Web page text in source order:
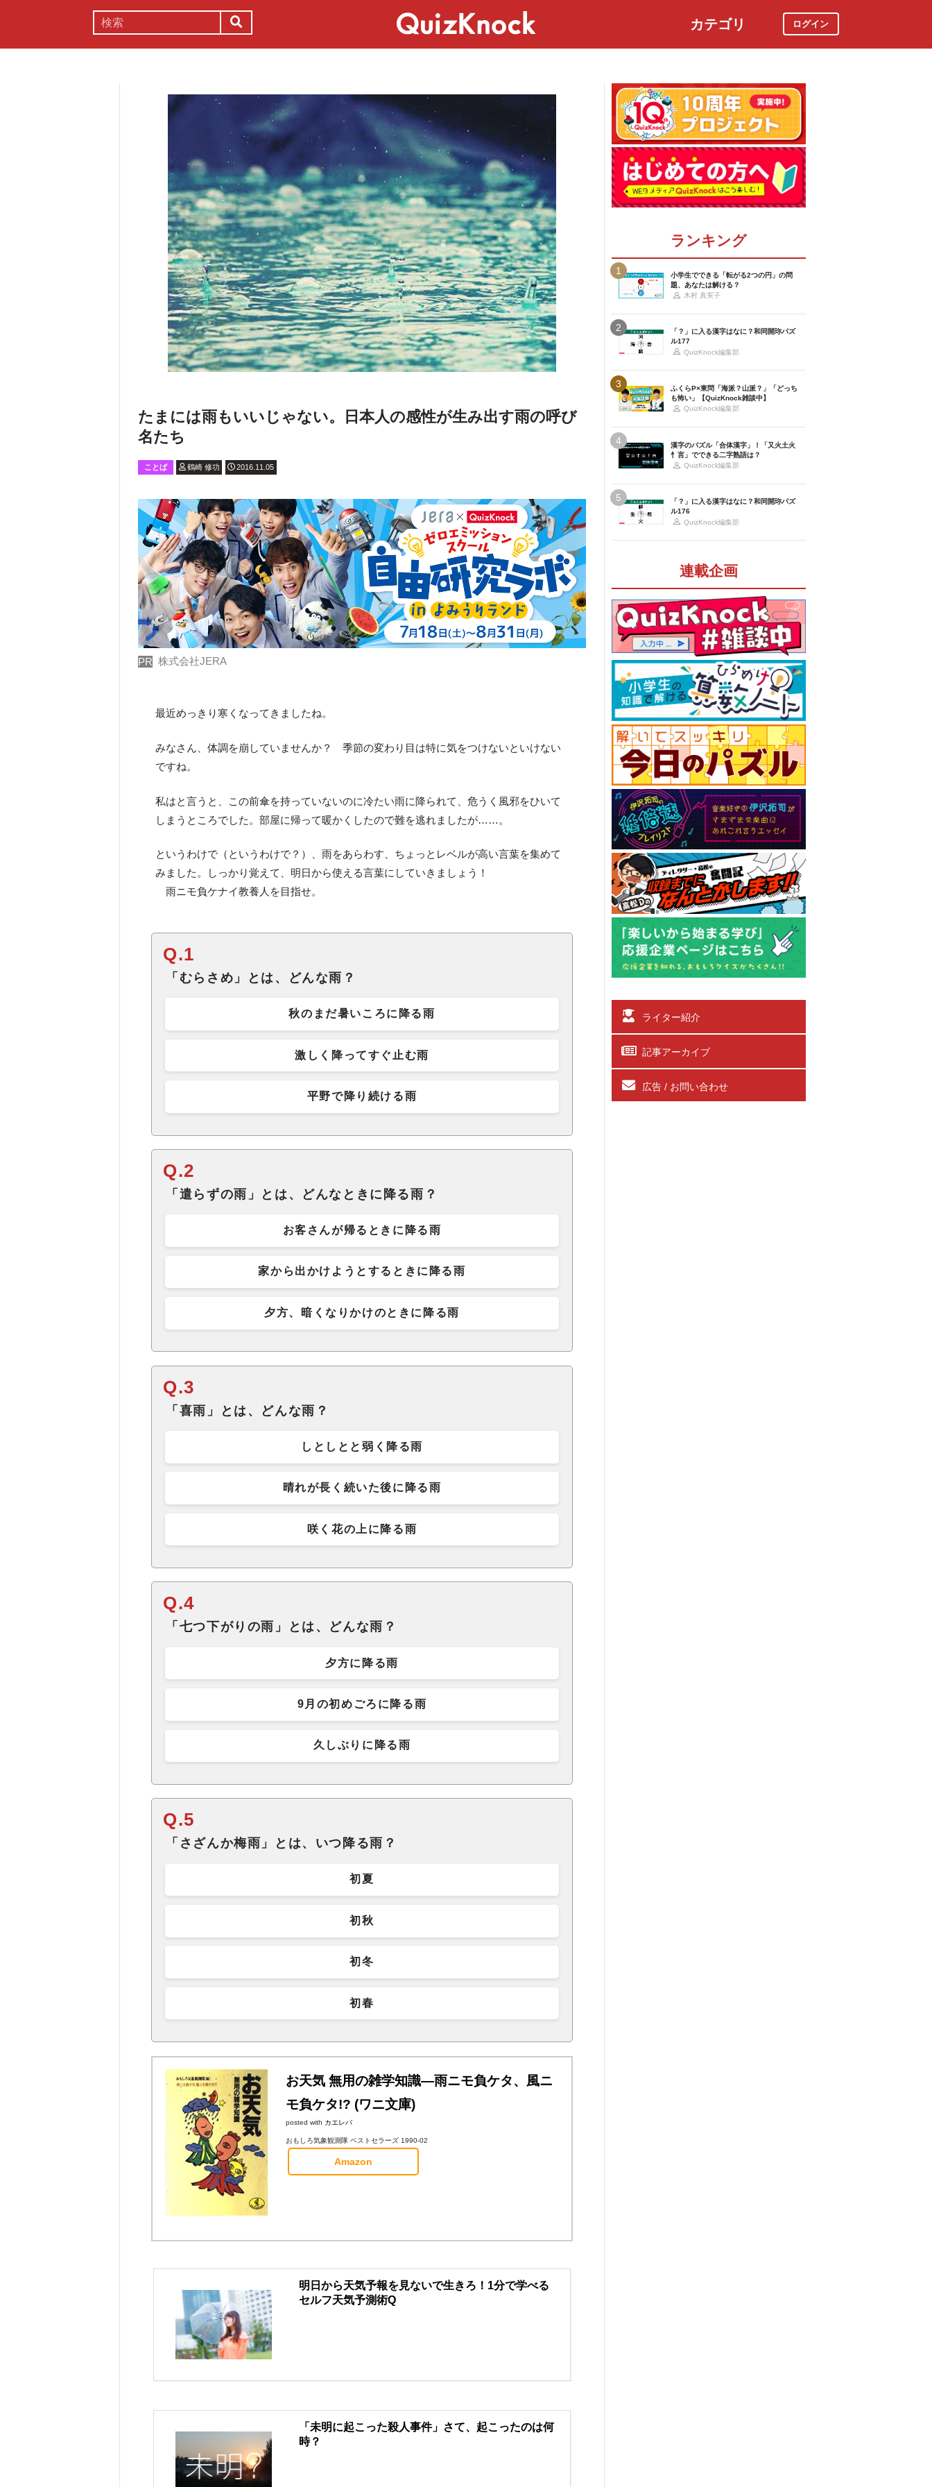
カテゴリ ログイン
たまには雨もいいじゃない。日本人の感性が生み出す雨の呼び
名たち
ことば 鶴崎 修功 2016.11.05
PR 株式会社JERA
最近めっきり寒くなってきましたね。
みなさん、体調を崩していませんか？ 季節の変わり目は特に気をつけないといけない
ですね。
私はと言うと、この前傘を持っていないのに冷たい雨に降られて、危うく風邪をひいて
しまうところでした。部屋に帰って暖かくしたので難を逃れましたが……。
というわけで（というわけで？）、雨をあらわす、ちょっとレベルが高い言葉を集めて
みました。しっかり覚えて、明日から使える言葉にしていきましょう！
雨ニモ負ケナイ教養人を目指せ。
Q.1
「むらさめ」とは、どんな雨？
秋のまだ暑いころに降る雨
激しく降ってすぐ止む雨
平野で降り続ける雨
Q.2
「遣らずの雨」とは、どんなときに降る雨？
お客さんが帰るときに降る雨
家から出かけようとするときに降る雨
夕方、暗くなりかけのときに降る雨
Q.3
「喜雨」とは、どんな雨？
しとしとと弱く降る雨
晴れが長く続いた後に降る雨
咲く花の上に降る雨
Q.4
「七つ下がりの雨」とは、どんな雨？
夕方に降る雨
9月の初めごろに降る雨
久しぶりに降る雨
Q.5
「さざんか梅雨」とは、いつ降る雨？
初夏
初秋
初冬
初春
お天気 無用の雑学知識―雨ニモ負ケタ、風ニ
モ負ケタ!? (ワニ文庫)
posted with カエレバ
おもしろ気象観測隊 ベストセラーズ 1990-02
Amazon
明日から天気予報を見ないで生きろ！1分で学べる
セルフ天気予測術Q
「未明に起こった殺人事件」さて、起こったのは何
時？
ランキング
1
小学生でできる「転がる2つの円」の問
題、あなたは解ける？
木村 真実子
2
「？」に入る漢字はなに？和同開珎パズ
ル177
QuizKnock編集部
3
ふくらP×東問「海派？山派？」「どっち
も怖い」【QuizKnock雑談中】
QuizKnock編集部
4
漢字のパズル「合体漢字」！「又火土火
忄言」でできる二字熟語は？
QuizKnock編集部
5
「？」に入る漢字はなに？和同開珎パズ
ル176
QuizKnock編集部
連載企画
ライター紹介
記事アーカイブ
広告 / お問い合わせ